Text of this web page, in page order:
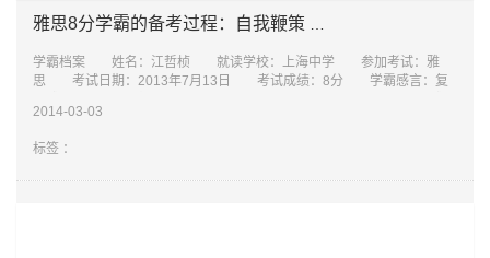
雅思8分学霸的备考过程：自我鞭策 自我约束
学霸档案 姓名：江哲桢 就读学校：上海中学 参加考试：雅
思 考试日期：2013年7月13日 考试成绩：8分 学霸感言：复
的
2014-03-03
标签 ：